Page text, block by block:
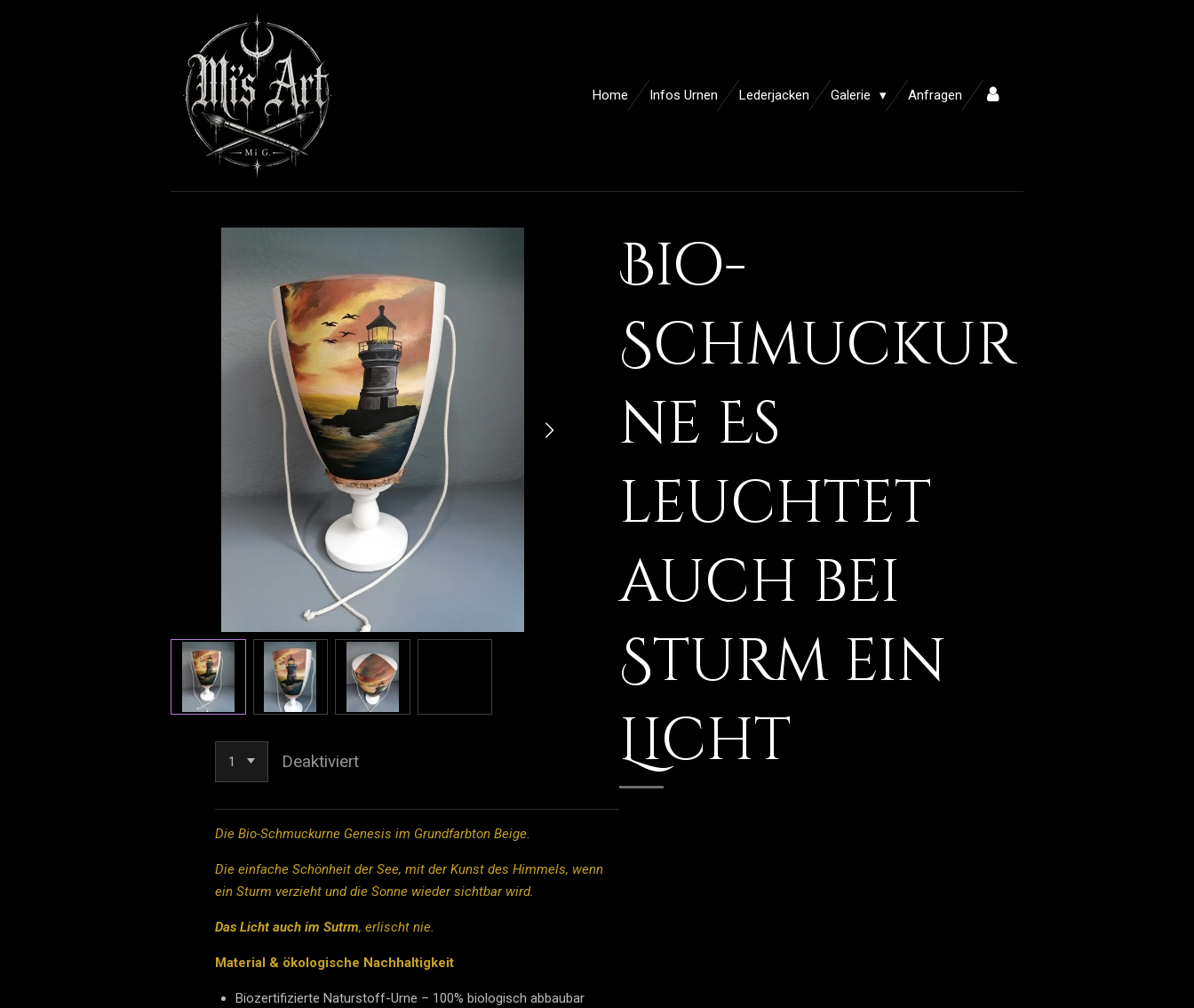
Home Infos Urnen Lederjacken Galerie Anfragen
Bio-
Schmuckur
ne Es
leuchtet
auch bei
Sturm ein
Licht
Deaktiviert
Die Bio-Schmuckurne Genesis im Grundfarbton Beige.
Die einfache Schönheit der See, mit der Kunst des Himmels, wenn
ein Sturm verzieht und die Sonne wieder sichtbar wird.
Das Licht auch im Sutrm, erlischt nie.
Material & ökologische Nachhaltigkeit
Biozertifizierte Naturstoff-Urne – 100% biologisch abbaubar